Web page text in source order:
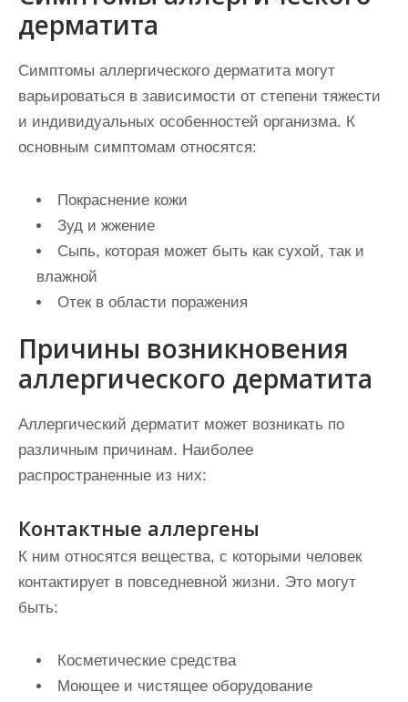
дерматита
Симптомы аллергического дерматита могут
варьироваться в зависимости от степени тяжести
и индивидуальных особенностей организма. К
основным симптомам относятся:
Покраснение кожи
Зуд и жжение
Сыпь, которая может быть как сухой, так и
влажной
Отек в области поражения
Причины возникновения
аллергического дерматита
Аллергический дерматит может возникать по
различным причинам. Наиболее
распространенные из них:
Контактные аллергены
К ним относятся вещества, с которыми человек
контактирует в повседневной жизни. Это могут
быть:
Косметические средства
Моющее и чистящее оборудование